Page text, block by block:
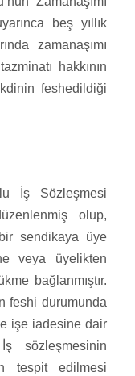
beş yıllık
zamanaşımı
hakkının
feshedildiği
İş Sözleşmesi
olup,
sendikaya üye
veya üyelikten
bağlanmıştır.
feshi durumunda
işe iadesine dair
sözleşmesinin
tespit edilmesi